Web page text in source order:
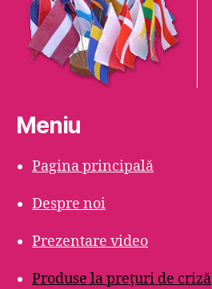
Meniu
Pagina principală
Despre noi
Prezentare video
Produse la prețuri de criză